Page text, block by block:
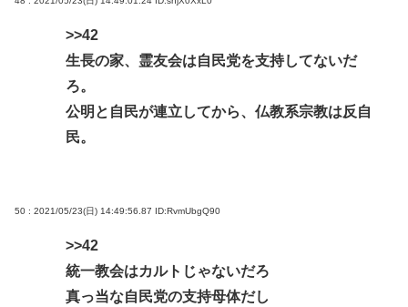
>>42
生長の家、霊友会は自民党を支持してないだ
ろ。
公明と自民が連立してから、仏教系宗教は反自
民。
50 : 2021/05/23(日) 14:49:56.87 ID:RvmUbgQ90
>>42
統一教会はカルトじゃないだろ
真っ当な自民党の支持母体だし